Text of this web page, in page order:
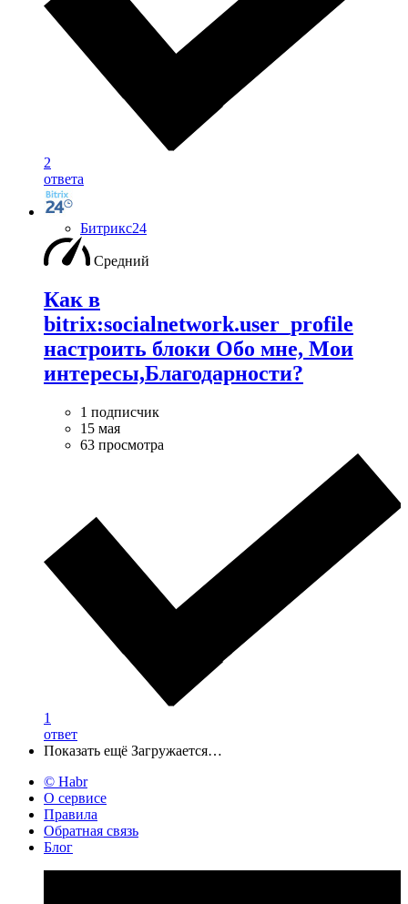
2
ответа
Битрикс24
Средний
Как в
bitrix:socialnetwork.user_profile
настроить блоки Обо мне, Мои
интересы,Благодарности?
1 подписчик
15 мая
63 просмотра
1
ответ
Показать ещё Загружается…
© Habr
О сервисе
Правила
Обратная связь
Блог